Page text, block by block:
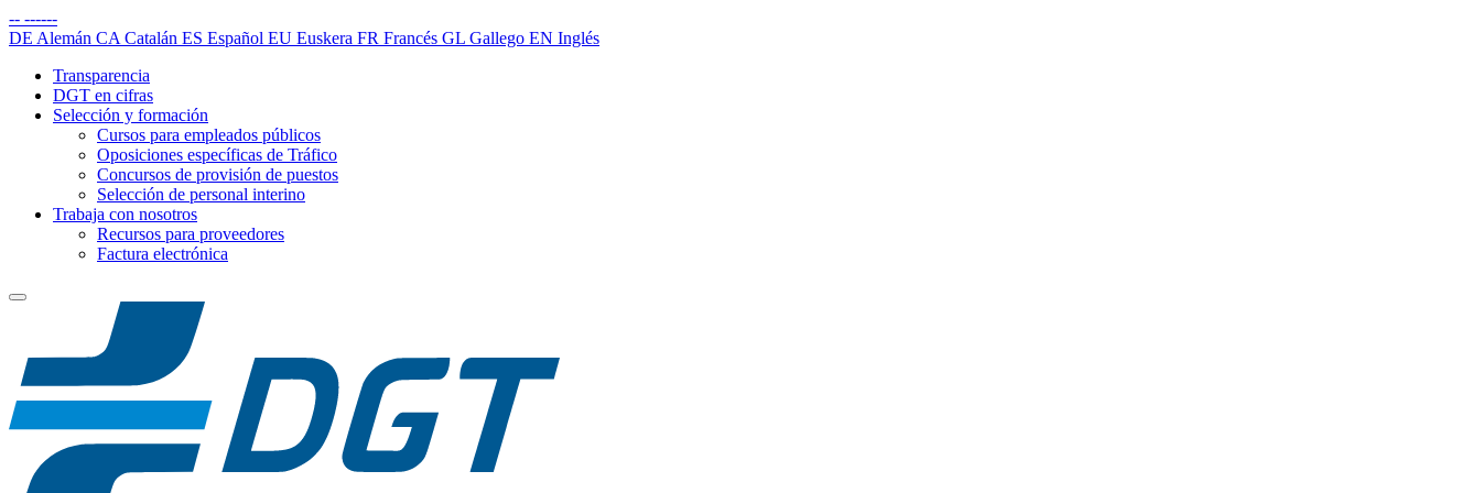
-- ------
DE Alemán CA Catalán ES Español EU Euskera FR Francés GL Gallego EN Inglés
Transparencia
DGT en cifras
Selección y formación
Cursos para empleados públicos
Oposiciones específicas de Tráfico
Concursos de provisión de puestos
Selección de personal interino
Trabaja con nosotros
Recursos para proveedores
Factura electrónica